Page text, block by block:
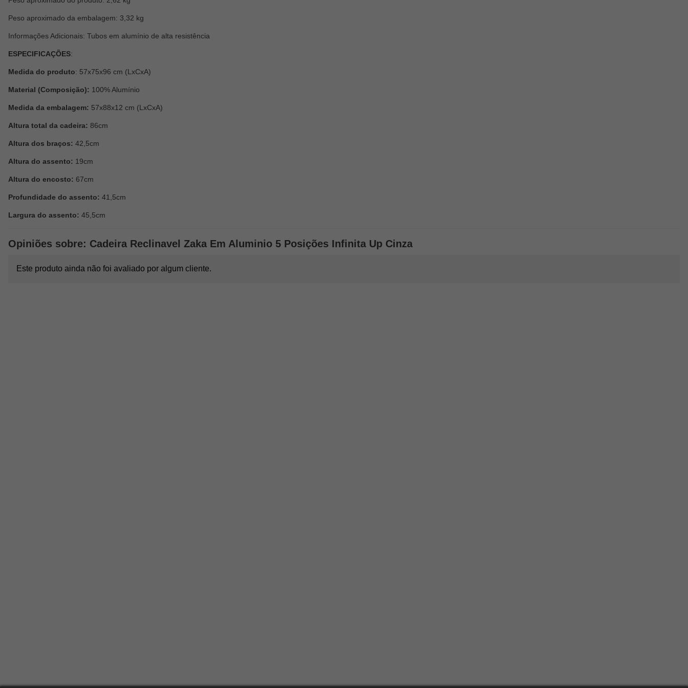
Peso aproximado da embalagem: 3,32 kg
Informações Adicionais: Tubos em alumínio de alta resistência
ESPECIFICAÇÕES:
Medida do produto: 57x75x96 cm (LxCxA)
Material (Composição): 100% Alumínio
Medida da embalagem: 57x88x12 cm (LxCxA)
Altura total da cadeira: 86cm
Altura dos braços: 42,5cm
Altura do assento: 19cm
Altura do encosto: 67cm
Profundidade do assento: 41,5cm
Largura do assento: 45,5cm
Opiniões sobre: Cadeira Reclinavel Zaka Em Aluminio 5 Posições Infinita Up Cinza
Este produto ainda não foi avaliado por algum cliente.